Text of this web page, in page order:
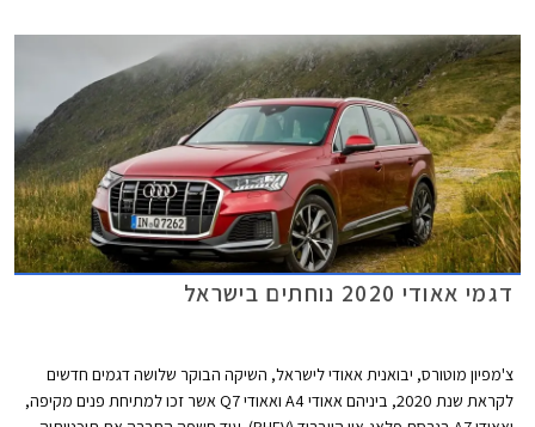
דגמי אאודי 2020 נוחתים בישראל
צ'מפיון מוטורס, יבואנית אאודי לישראל, השיקה הבוקר שלושה דגמים חדשים
לקראת שנת 2020, ביניהם אאודי A4 ואאודי Q7 אשר זכו למתיחת פנים מקיפה,